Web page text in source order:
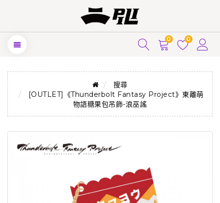
0 0
搜尋
[OUTLET]《Thunderbolt Fantasy Project》東離萌
物語糖果包吊飾-浪巫謠